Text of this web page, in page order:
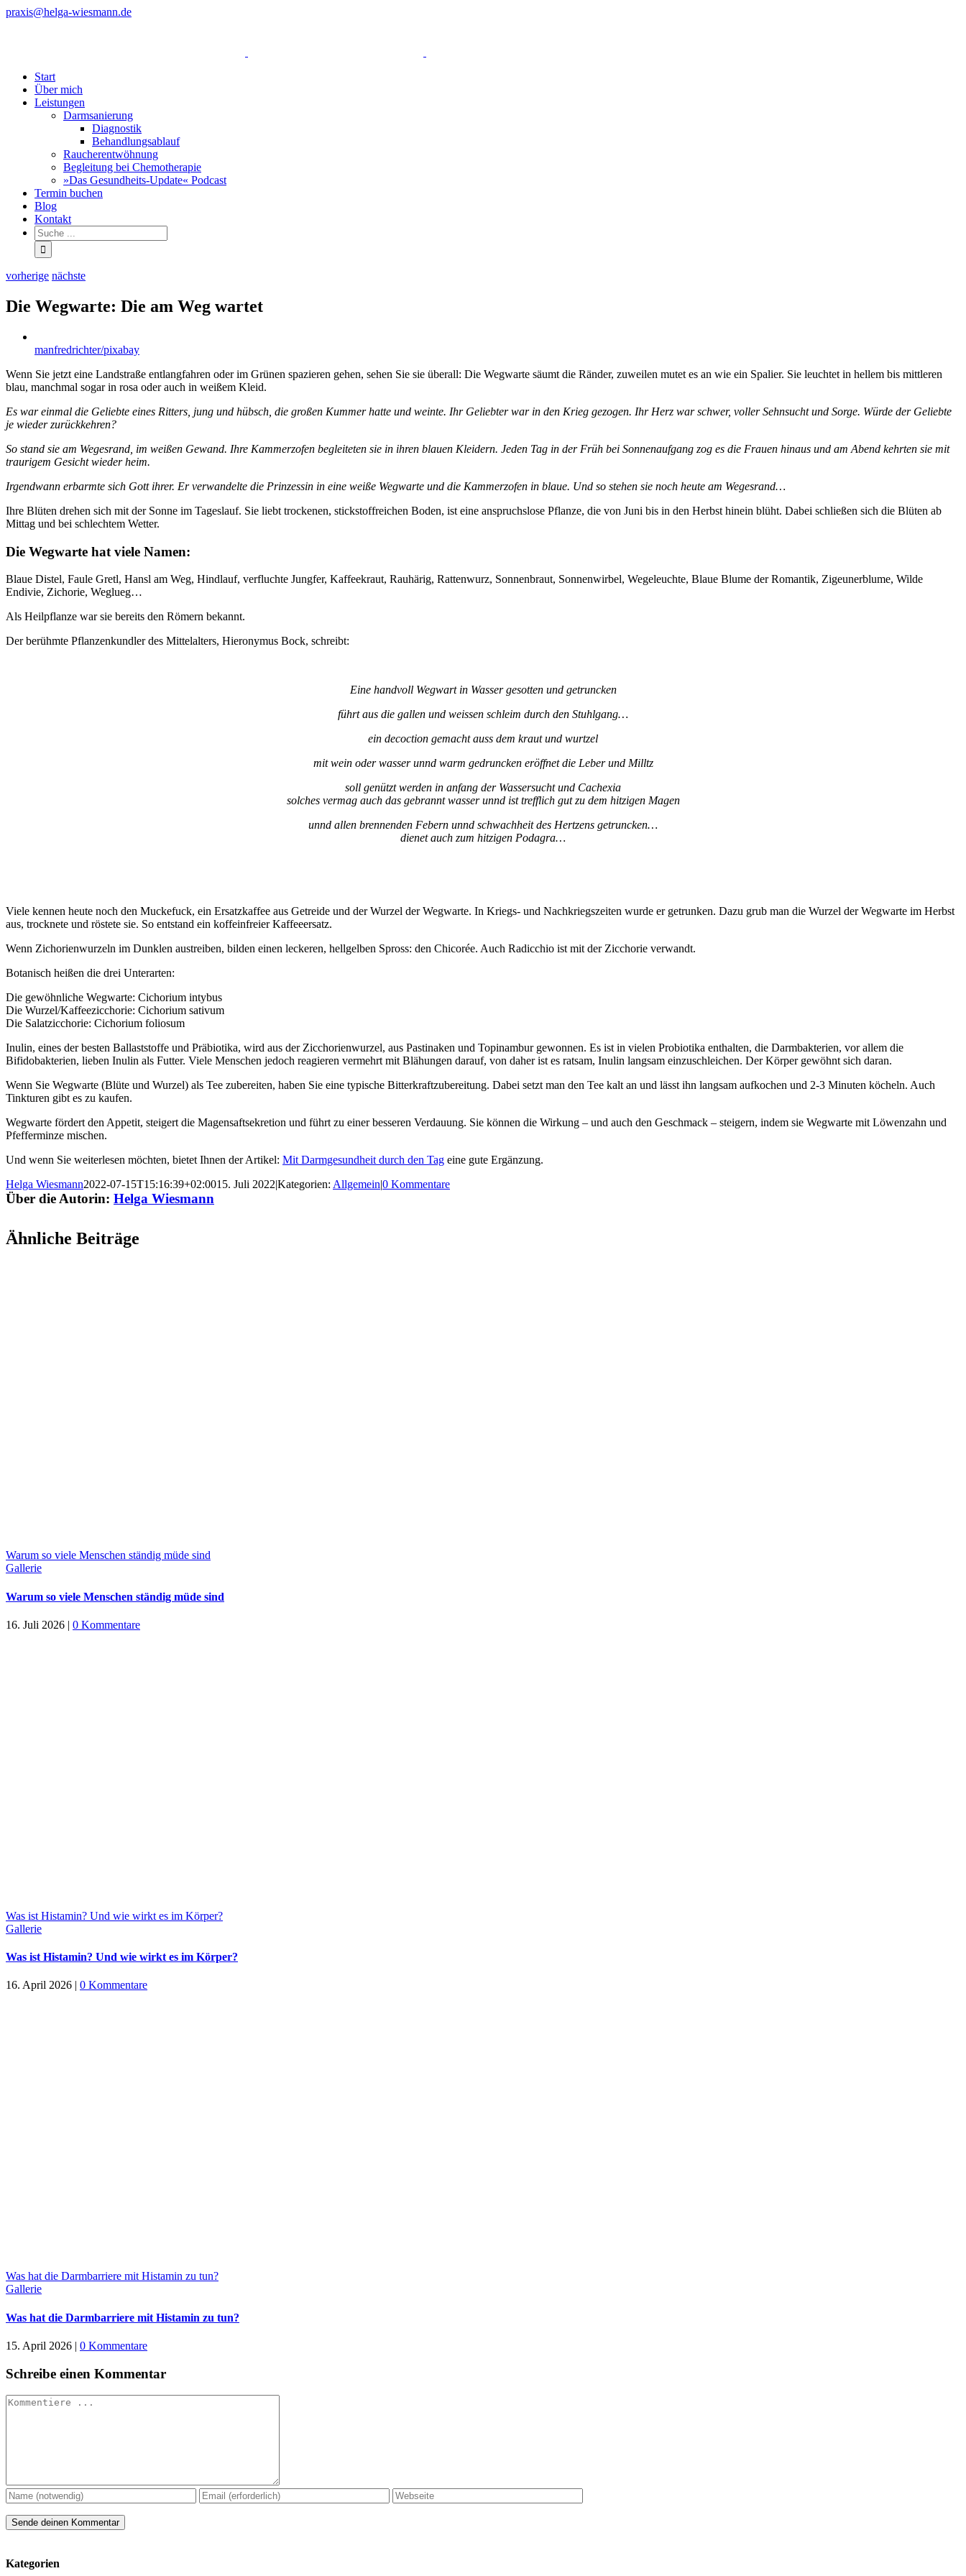
Zum
praxis@helga-wiesmann.de
Start
Über mich
Leistungen
Darmsanierung
Diagnostik
Behandlungsablauf
Raucherentwöhnung
Begleitung bei Chemotherapie
»Das Gesundheits-Update« Podcast
Termin buchen
Blog
Kontakt
vorherige nächste
Die Wegwarte: Die am Weg wartet
grösseres
manfredrichter/pixabay
Wenn Sie jetzt eine Landstraße entlangfahren oder im Grünen spazieren gehen, sehen Sie sie überall: Die Wegwarte säumt die Ränder, zuweilen mutet es an wie ein Spalier. Sie leuchtet in hellem bis mittleren
blau, manchmal sogar in rosa oder auch in weißem Kleid.
Es war einmal die Geliebte eines Ritters, jung und hübsch, die großen Kummer hatte und weinte. Ihr Geliebter war in den Krieg gezogen. Ihr Herz war schwer, voller Sehnsucht und Sorge. Würde der Geliebte
je wieder zurückkehren?
So stand sie am Wegesrand, im weißen Gewand. Ihre Kammerzofen begleiteten sie in ihren blauen Kleidern. Jeden Tag in der Früh bei Sonnenaufgang zog es die Frauen hinaus und am Abend kehrten sie mit
traurigem Gesicht wieder heim.
Irgendwann erbarmte sich Gott ihrer. Er verwandelte die Prinzessin in eine weiße Wegwarte und die Kammerzofen in blaue. Und so stehen sie noch heute am Wegesrand…
Ihre Blüten drehen sich mit der Sonne im Tageslauf. Sie liebt trockenen, stickstoffreichen Boden, ist eine anspruchslose Pflanze, die von Juni bis in den Herbst hinein blüht. Dabei schließen sich die Blüten ab
Mittag und bei schlechtem Wetter.
Die Wegwarte hat viele Namen:
Blaue Distel, Faule Gretl, Hansl am Weg, Hindlauf, verfluchte Jungfer, Kaffeekraut, Rauhärig, Rattenwurz, Sonnenbraut, Sonnenwirbel, Wegeleuchte, Blaue Blume der Romantik, Zigeunerblume, Wilde
Endivie, Zichorie, Weglueg…
Als Heilpflanze war sie bereits den Römern bekannt.
Der berühmte Pflanzenkundler des Mittelalters, Hieronymus Bock, schreibt:
Eine handvoll Wegwart in Wasser gesotten und getruncken
führt aus die gallen und weissen schleim durch den Stuhlgang…
ein decoction gemacht auss dem kraut und wurtzel
mit wein oder wasser unnd warm gedruncken eröffnet die Leber und Milltz
soll genützt werden in anfang der Wassersucht und Cachexia
solches vermag auch das gebrannt wasser unnd ist trefflich gut zu dem hitzigen Magen
unnd allen brennenden Febern unnd schwachheit des Hertzens getruncken…
dienet auch zum hitzigen Podagra…
Viele kennen heute noch den Muckefuck, ein Ersatzkaffee aus Getreide und der Wurzel der Wegwarte. In Kriegs- und Nachkriegszeiten wurde er getrunken. Dazu grub man die Wurzel der Wegwarte im Herbst
aus, trocknete und röstete sie. So entstand ein koffeinfreier Kaffeeersatz.
Wenn Zichorienwurzeln im Dunklen austreiben, bilden einen leckeren, hellgelben Spross: den Chicorée. Auch Radicchio ist mit der Zicchorie verwandt.
Botanisch heißen die drei Unterarten:
Die gewöhnliche Wegwarte: Cichorium intybus
Die Wurzel/Kaffeezicchorie: Cichorium sativum
Die Salatzicchorie: Cichorium foliosum
Inulin, eines der besten Ballaststoffe und Präbiotika, wird aus der Zicchorienwurzel, aus Pastinaken und Topinambur gewonnen. Es ist in vielen Probiotika enthalten, die Darmbakterien, vor allem die
Bifidobakterien, lieben Inulin als Futter. Viele Menschen jedoch reagieren vermehrt mit Blähungen darauf, von daher ist es ratsam, Inulin langsam einzuschleichen. Der Körper gewöhnt sich daran.
Wenn Sie Wegwarte (Blüte und Wurzel) als Tee zubereiten, haben Sie eine typische Bitterkraftzubereitung. Dabei setzt man den Tee kalt an und lässt ihn langsam aufkochen und 2-3 Minuten köcheln. Auch
Tinkturen gibt es zu kaufen.
Wegwarte fördert den Appetit, steigert die Magensaftsekretion und führt zu einer besseren Verdauung. Sie können die Wirkung – und auch den Geschmack – steigern, indem sie Wegwarte mit Löwenzahn und
Pfefferminze mischen.
Und wenn Sie weiterlesen möchten, bietet Ihnen der Artikel: Mit Darmgesundheit durch den Tag eine gute Ergänzung.
Helga Wiesmann2022-07-15T15:16:39+02:0015. Juli 2022|Kategorien: Allgemein|0 Kommentare
Über die Autorin: Helga Wiesmann
Ähnliche Beiträge
Warum so viele Menschen ständig müde sind
Gallerie
Warum so viele Menschen ständig müde sind
16. Juli 2026 | 0 Kommentare
Was ist Histamin? Und wie wirkt es im Körper?
Gallerie
Was ist Histamin? Und wie wirkt es im Körper?
16. April 2026 | 0 Kommentare
Was hat die Darmbarriere mit Histamin zu tun?
Gallerie
Was hat die Darmbarriere mit Histamin zu tun?
15. April 2026 | 0 Kommentare
Schreibe einen Kommentar
Kommentar
Kategorien